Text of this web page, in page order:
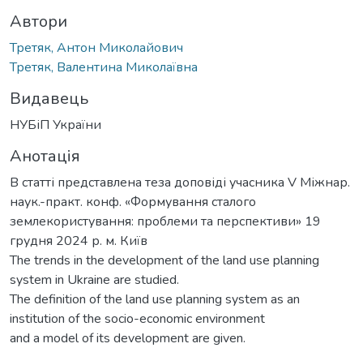
Автори
Третяк, Антон Миколайович
Третяк, Валентина Миколаївна
Видавець
НУБіП України
Анотація
В статті представлена теза доповіді учасника V Міжнар.
наук.-практ. конф. «Формування сталого
землекористування: проблеми та перспективи» 19
грудня 2024 р. м. Київ
The trends in the development of the land use planning
system in Ukraine are studied.
The definition of the land use planning system as an
institution of the socio-economic environment
and a model of its development are given.